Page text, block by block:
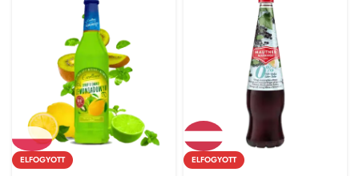
ELFOGYOTT ELFOGYOTT